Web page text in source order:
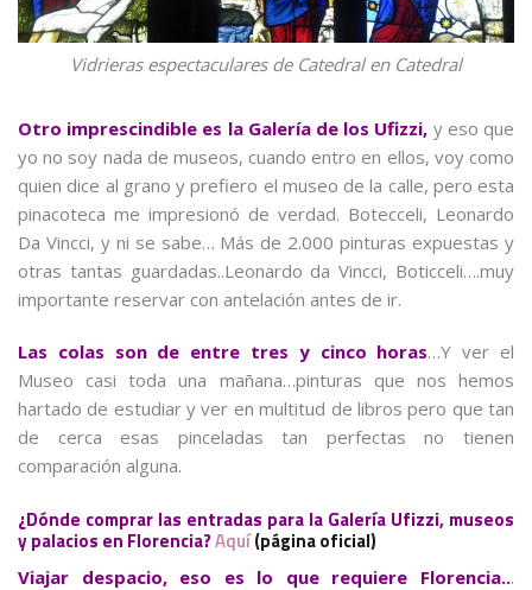
Vidrieras espectaculares de Catedral en Catedral
Otro imprescindible es la Galería de los Ufizzi, y eso que
yo no soy nada de museos, cuando entro en ellos, voy como
quien dice al grano y prefiero el museo de la calle, pero esta
pinacoteca me impresionó de verdad. Botecceli, Leonardo
Da Vincci, y ni se sabe… Más de 2.000 pinturas expuestas y
otras tantas guardadas..Leonardo da Vincci, Boticceli….muy
importante reservar con antelación antes de ir.
Las colas son de entre tres y cinco horas…Y ver el
Museo casi toda una mañana…pinturas que nos hemos
hartado de estudiar y ver en multitud de libros pero que tan
de cerca esas pinceladas tan perfectas no tienen
comparación alguna.
¿Dónde comprar las entradas para la Galería Ufizzi, museos
y palacios en Florencia?Aquí(página oficial)
Viajar despacio, eso es lo que requiere Florencia...